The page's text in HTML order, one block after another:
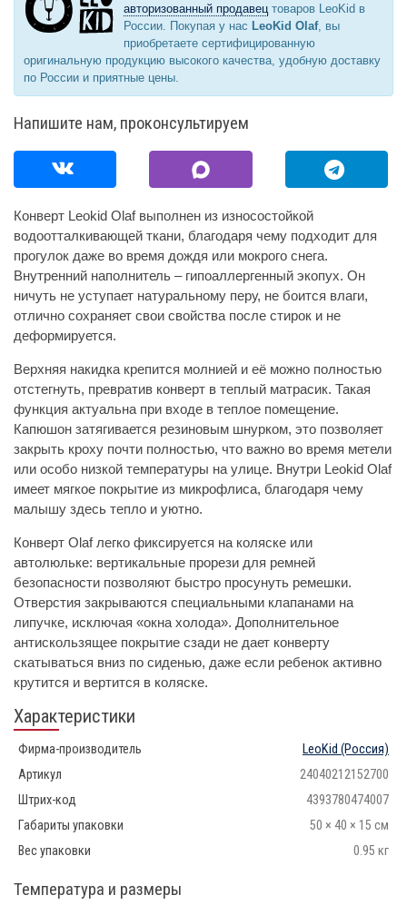
авторизованный продавецтоваров LeoKid в
России. Покупая у нас LeoKid Olaf, вы
приобретаете сертифицированную
оригинальную продукцию высокого качества, удобную доставку
по России и приятные цены.
Напишите нам, проконсультируем
Конверт Leokid Olaf выполнен из износостойкой
водоотталкивающей ткани, благодаря чему подходит для
прогулок даже во время дождя или мокрого снега.
Внутренний наполнитель – гипоаллергенный экопух. Он
ничуть не уступает натуральному перу, не боится влаги,
отлично сохраняет свои свойства после стирок и не
деформируется.
Верхняя накидка крепится молнией и её можно полностью
отстегнуть, превратив конверт в теплый матрасик. Такая
функция актуальна при входе в теплое помещение.
Капюшон затягивается резиновым шнурком, это позволяет
закрыть кроху почти полностью, что важно во время метели
или особо низкой температуры на улице. Внутри Leokid Olaf
имеет мягкое покрытие из микрофлиса, благодаря чему
малышу здесь тепло и уютно.
Конверт Olaf легко фиксируется на коляске или
автолюльке: вертикальные прорези для ремней
безопасности позволяют быстро просунуть ремешки.
Отверстия закрываются специальными клапанами на
липучке, исключая «окна холода». Дополнительное
антискользящее покрытие сзади не дает конверту
скатываться вниз по сиденью, даже если ребенок активно
крутится и вертится в коляске.
Характеристики
Фирма-производитель LeoKid (Россия)
Артикул
24040212152700
Штрих-код
4393780474007
Габариты упаковки
50 × 40 × 15 см
Вес упаковки
0.95 кг
Температура и размеры